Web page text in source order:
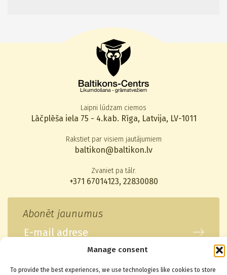
Manage consent
To provide the best experiences, we use technologies like cookies to store
Laipni lūdzam ciemos
Lāčplēša iela 75 - 4.kab. Rīga, Latvija, LV-1011
Rakstiet par visiem jautājumiem
baltikon@baltikon.lv
Zvaniet pa tālr.
+371 67014123, 22830080
Abonēt jaunumus
© 2026 Baltikons - Centrs